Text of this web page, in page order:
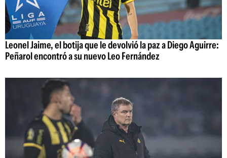
Leonel Jaime, el botija que le devolvió la paz a Diego Aguirre:
Peñarol encontró a su nuevo Leo Fernández